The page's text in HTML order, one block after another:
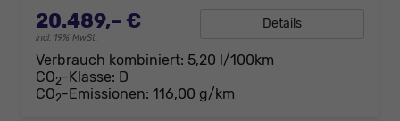
20.489,– €
incl. 19% MwSt.
Details
Verbrauch kombiniert: 5,20 l/100km
CO2-Klasse: D
CO2-Emissionen: 116,00 g/km